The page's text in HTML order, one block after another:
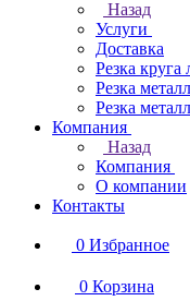
Назад
Услуги
Доставка
Резка
Резка
Резка
Компания
Назад
Компания
О компании
Контакты
0 Избранное
0 Корзина